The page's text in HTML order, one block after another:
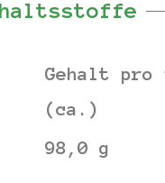
Gehalt pro
(ca.)
98,0 g